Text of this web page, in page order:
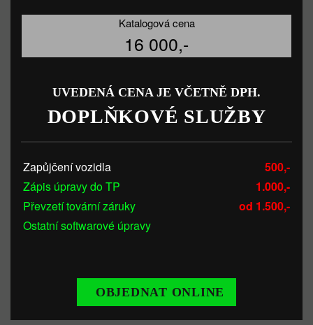
Katalogová cena
16 000,-
UVEDENÁ CENA JE VČETNĚ DPH.
DOPLŇKOVÉ SLUŽBY
Zapůjčení vozidla
500,-
Zápis úpravy do TP
1.000,-
Převzetí tovární záruky
od 1.500,-
Ostatní softwarové úpravy
OBJEDNAT ONLINE